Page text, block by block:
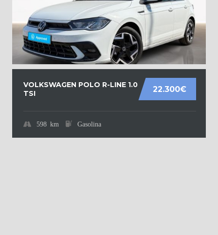
22.300€
VOLKSWAGEN POLO R-LINE 1.0
TSI
598 km Gasolina